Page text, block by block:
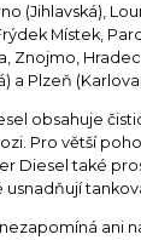
(Jihlavská),
Místek,
Znojmo,
a Plzeň
obsahuje
Pro větší
Diesel také
usnadňují
ani